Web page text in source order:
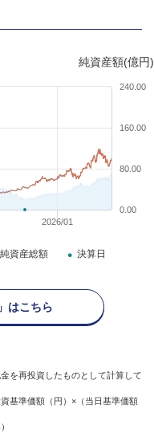
純資産額(億円)
2026/01
0.00
80.00
160.00
240.00
純資産総額 決算日
はこちら
を再投資したものとして計算して
基準価額（円）×（当日基準価額